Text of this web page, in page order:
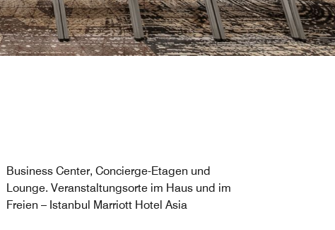
Business Center, Concierge-Etagen und
Lounge. Veranstaltungsorte im Haus und im
Freien – Istanbul Marriott Hotel Asia